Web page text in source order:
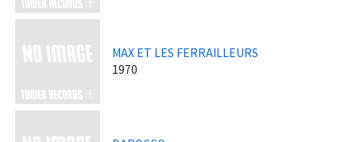
MAX ET LES FERRAILLEURS
1970